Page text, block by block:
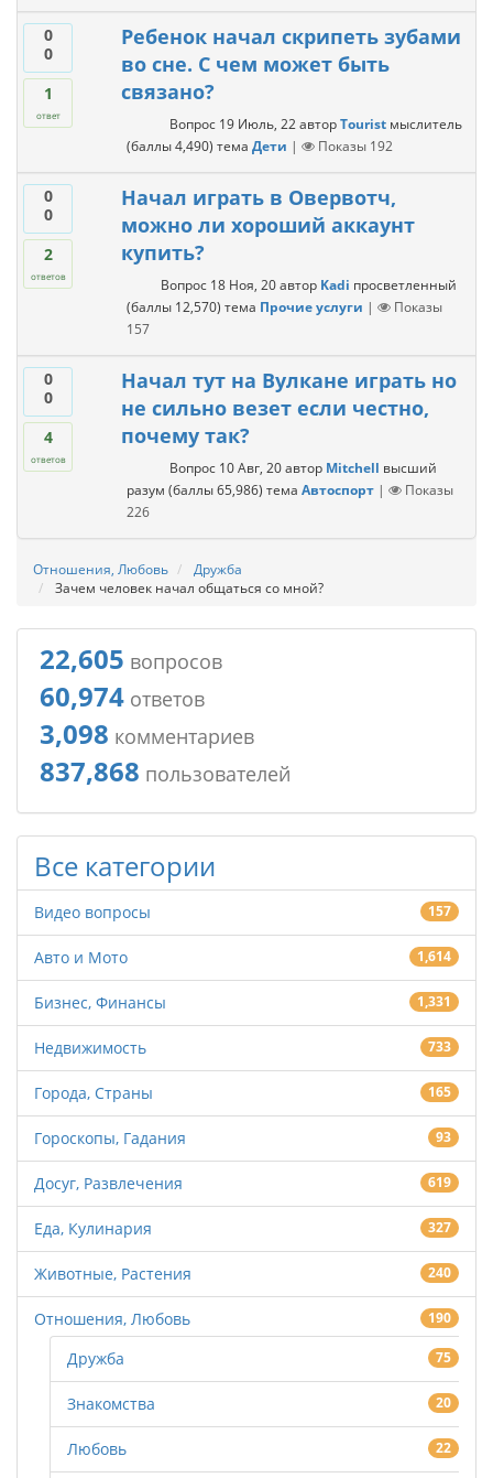
0
0
1
ответ
Ребенок начал скрипеть зубами
во сне. С чем может быть
связано?
Вопрос 19 Июль, 22 авторTourist мыслитель
(баллы4,490) тема Дети | Показы 192
0
0
2
ответов
Начал играть в Овервотч,
можно ли хороший аккаунт
купить?
Вопрос 18 Ноя, 20 автор Kadi просветленный
(баллы 12,570) тема Прочие услуги |
Показы
157
0
0
4
ответов
Начал тут на Вулкане играть но
не сильно везет если честно,
почему так?
Вопрос 10 Авг, 20 автор Mitchell высший
разум (баллы65,986) тема Автоспорт |
Показы
226
Отношения, Любовь
Дружба
Зачем человек начал общаться со мной?
22,605 вопросов
60,974 ответов
3,098 комментариев
837,868 пользователей
Все категории
Видео вопросы 157
Авто и Мото 1,614
Бизнес, Финансы 1,331
Недвижимость 733
Города, Страны 165
Гороскопы, Гадания 93
Досуг, Развлечения 619
Еда, Кулинария 327
Животные, Растения 240
Отношения, Любовь 190
Дружба 75
Знакомства 20
Любовь 22